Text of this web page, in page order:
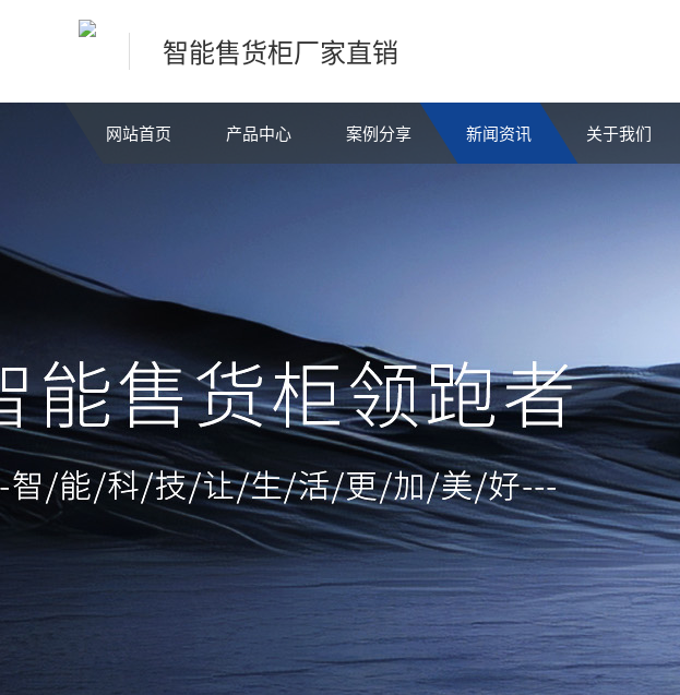
智能售货柜厂家直销
网站首页 产品中心 案例分享 新闻资讯 关于我们